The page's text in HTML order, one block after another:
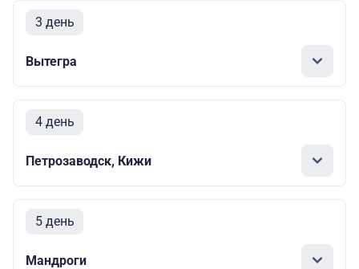
3 день
Вытегра
4 день
Петрозаводск, Кижи
5 день
Мандроги